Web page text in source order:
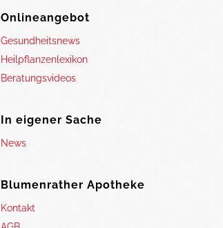
Onlineangebot
Gesundheitsnews
Heilpflanzenlexikon
Beratungsvideos
In eigener Sache
News
Blumenrather Apotheke
Kontakt